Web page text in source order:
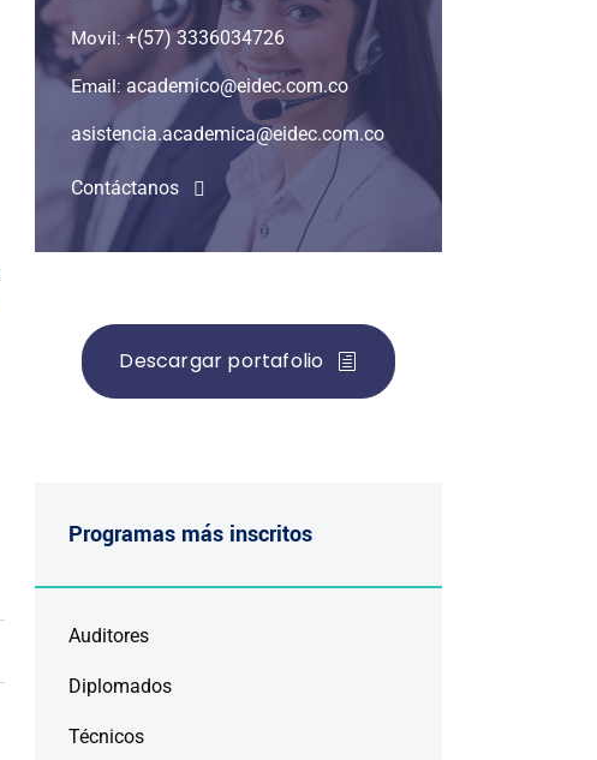
Movil: +(57) 3336034726
Email: academico@eidec.com.co
asistencia.academica@eidec.com.co
Contáctanos
Descargar portafolio
Programas más inscritos
Auditores
Diplomados
Técnicos